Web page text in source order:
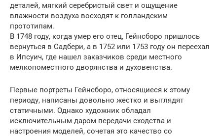
деталей, мягкий серебристый свет и ощущение
влажности воздуха восходят к голландским
прототипам.
В 1748 году, когда умер его отец, Гейнсборо пришлось
вернуться в Садбери, а в 1752 или 1753 году он переехал
в Ипсуич, где нашел заказчиков среди местного
мелкопоместного дворянства и духовенства.
Первые портреты Гейнсборо, относящиеся к этому
периоду, написаны довольно жестко и выглядят
статичными. Однако художник обладал
исключительным даром передачи сходства и
настроения моделей, сочетая это качество со